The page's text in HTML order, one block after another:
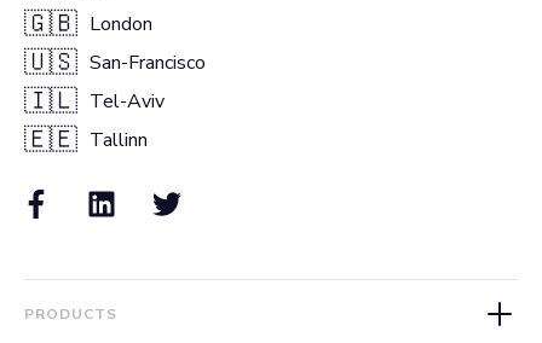
🇬🇧 London
🇺🇸 San-Francisco
🇮🇱 Tel-Aviv
🇪🇪 Tallinn
PRODUCTS